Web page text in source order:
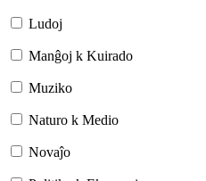
Ludoj
Manĝoj k Kuirado
Muziko
Naturo k Medio
Novaĵo